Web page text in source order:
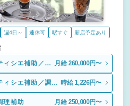
週4日～ 連休可 駅すぐ 新店予定あり
ィシエ補助／調
月給 260,000円〜
ィシエ補助／調理 時給 1,226円〜
理補助 月給 250,000円〜